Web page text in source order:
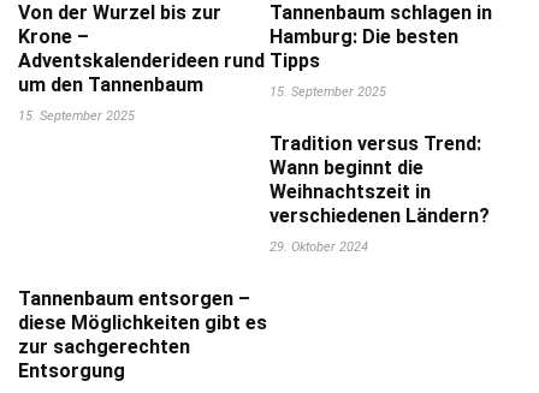
Von der Wurzel bis zur
Krone –
Adventskalenderideen rund
um den Tannenbaum
15. September 2025
Tannenbaum schlagen in
Hamburg: Die besten
Tipps
15. September 2025
Tradition versus Trend:
Wann beginnt die
Weihnachtszeit in
verschiedenen Ländern?
29. Oktober 2024
Tannenbaum entsorgen –
diese Möglichkeiten gibt es
zur sachgerechten
Entsorgung